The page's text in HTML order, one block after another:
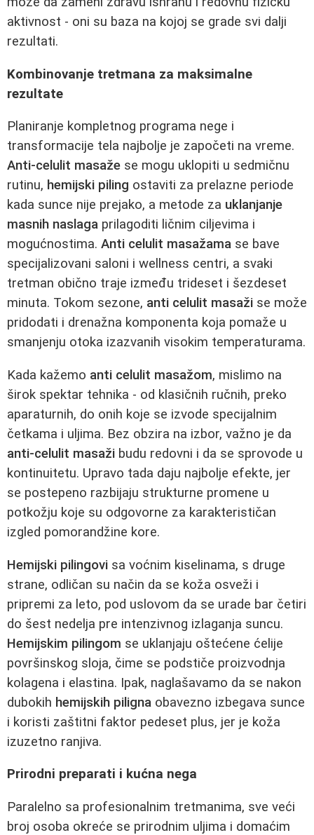
aktivnost - oni su baza na kojoj se grade svi dalji
rezultati.
Kombinovanje tretmana za maksimalne
rezultate
Planiranje kompletnog programa nege i
transformacije tela najbolje je započeti na vreme.
Anti-celulit masaže se mogu uklopiti u sedmičnu
rutinu, hemijski piling ostaviti za prelazne periode
kada sunce nije prejako, a metode za uklanjanje
masnih naslaga prilagoditi ličnim ciljevima i
mogućnostima. Anti celulit masažama se bave
specijalizovani saloni i wellness centri, a svaki
tretman obično traje između trideset i šezdeset
minuta. Tokom sezone, anti celulit masaži se može
pridodati i drenažna komponenta koja pomaže u
smanjenju otoka izazvanih visokim temperaturama.
Kada kažemo anti celulit masažom, mislimo na
širok spektar tehnika - od klasičnih ručnih, preko
aparaturnih, do onih koje se izvode specijalnim
četkama i uljima. Bez obzira na izbor, važno je da
anti-celulit masaži budu redovni i da se sprovode u
kontinuitetu. Upravo tada daju najbolje efekte, jer
se postepeno razbijaju strukturne promene u
potkožju koje su odgovorne za karakterističan
izgled pomorandžine kore.
Hemijski pilingovi sa voćnim kiselinama, s druge
strane, odličan su način da se koža osveži i
pripremi za leto, pod uslovom da se urade bar četiri
do šest nedelja pre intenzivnog izlaganja suncu.
Hemijskim pilingom se uklanjaju oštećene ćelije
površinskog sloja, čime se podstiče proizvodnja
kolagena i elastina. Ipak, naglašavamo da se nakon
dubokih hemijskih piligna obavezno izbegava sunce
i koristi zaštitni faktor pedeset plus, jer je koža
izuzetno ranjiva.
Prirodni preparati i kućna nega
Paralelno sa profesionalnim tretmanima, sve veći
broj osoba okreće se prirodnim uljima i domaćim